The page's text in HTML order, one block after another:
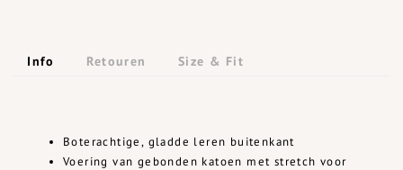
Info Retouren Size & Fit
Boterachtige, gladde leren buitenkant
Voering van gebonden katoen met stretch voor